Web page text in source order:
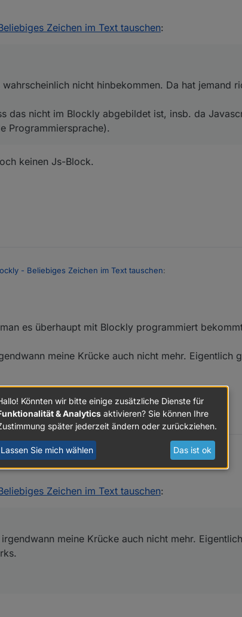
es wahrscheinlich nicht hinbekommen. Da hat jemand richtig
dass das nicht im Blockly abgebildet ist, insb. da Javascript
Zeichen im Text tauschen:
nicht hinbekommen. Da hat jemand
das nicht im Blockly abgebildet ist, insb. da
Programmiersprache).
keinen Js-Block.
- Beliebiges Zeichen im Text tauschen:
es wahrscheinlich nicht hinbekommen. Da hat jemand
dass das nicht im Blockly abgebildet ist, insb. da Javascript
es noch keinen Js-Block.
es überhaupt mit Blockly programmiert
meine Krücke auch nicht mehr. Eigentlich
das man es überhaupt mit Blockly programmiert bekommt.
Zeichen im Text tauschen:
meine Krücke auch nicht mehr.
Könnten wir bitte einige zusätzliche Dienste für
& Analytics aktivieren? Sie können Ihre
später jederzeit ändern oder zurückziehen.
Lassen Sie mich wählen Das ist ok